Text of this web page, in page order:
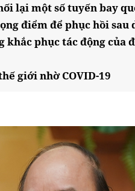
lại một số tuyến bay
điểm để phục hồi sau
phục tác động của
giới nhờ COVID-19